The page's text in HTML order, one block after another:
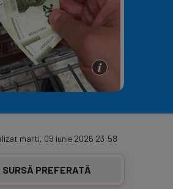
marti, 09 iunie 2026 23:58
SURSĂ PREFERATĂ